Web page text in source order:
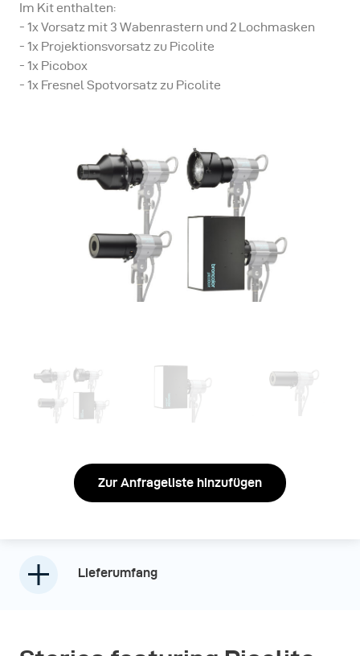
Im Kit enthalten:
- 1x Vorsatz mit 3 Wabenrastern und 2 Lochmasken
- 1x Projektionsvorsatz zu Picolite
- 1x Picobox
- 1x Fresnel Spotvorsatz zu Picolite
Zur Anfrageliste hinzufügen
Lieferumfang